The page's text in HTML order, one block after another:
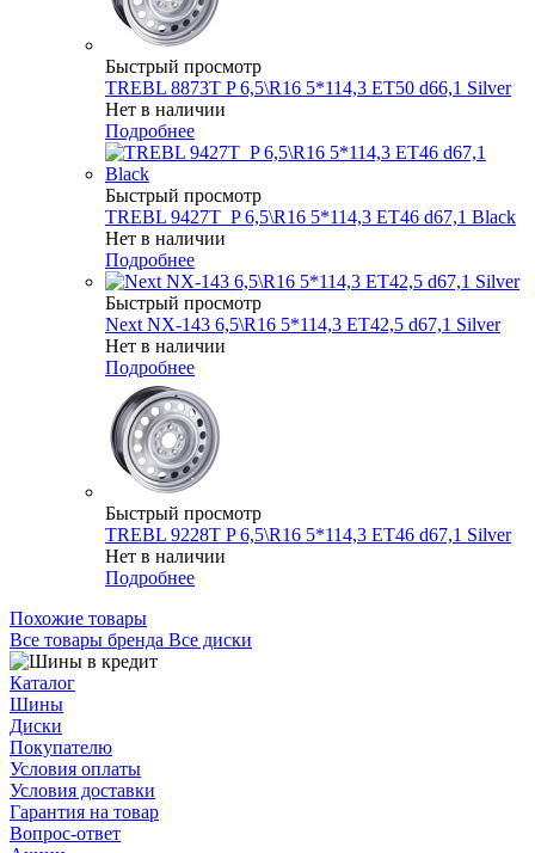
Быстрый просмотр
TREBL 8873T P 6,5\R16 5*114,3 ET50 d66,1 Silver
Нет в наличии
Подробнее
Быстрый просмотр
TREBL 9427T_P 6,5\R16 5*114,3 ET46 d67,1 Black
Нет в наличии
Подробнее
Быстрый просмотр
Next NX-143 6,5\R16 5*114,3 ET42,5 d67,1 Silver
Нет в наличии
Подробнее
Быстрый просмотр
TREBL 9228T P 6,5\R16 5*114,3 ET46 d67,1 Silver
Нет в наличии
Подробнее
Похожие товары
Все товары бренда Все диски
Каталог
Шины
Диски
Покупателю
Условия оплаты
Условия доставки
Гарантия на товар
Вопрос-ответ